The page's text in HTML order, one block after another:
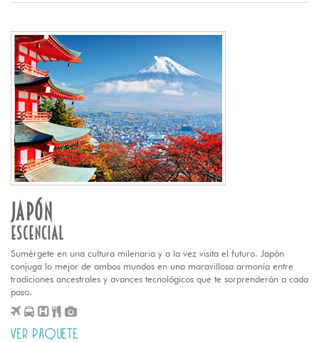
JAPÓN
ESCENCIAL
Sumérgete en una cultura milenaria y a la vez visita el futuro. Japón
conjuga lo mejor de ambos mundos en una maravillosa armonía entre
tradiciones ancestrales y avances tecnológicos que te sorprenderán a cada
paso.
VER PAQUETE